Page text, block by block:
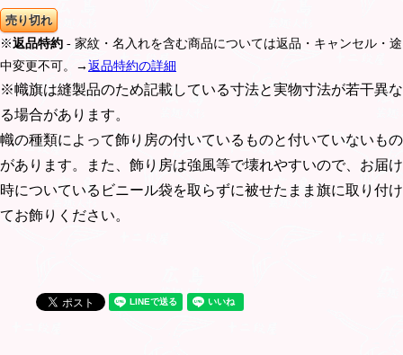
売り切れ
※返品特約 - 家紋・名入れを含む商品については返品・キャンセル・途
中変更不可。→返品特約の詳細
※幟旗は縫製品のため記載している寸法と実物寸法が若干異な
る場合があります。
幟の種類によって飾り房の付いているものと付いていないもの
があります。また、飾り房は強風等で壊れやすいので、お届け
時についているビニール袋を取らずに被せたまま旗に取り付け
てお飾りください。